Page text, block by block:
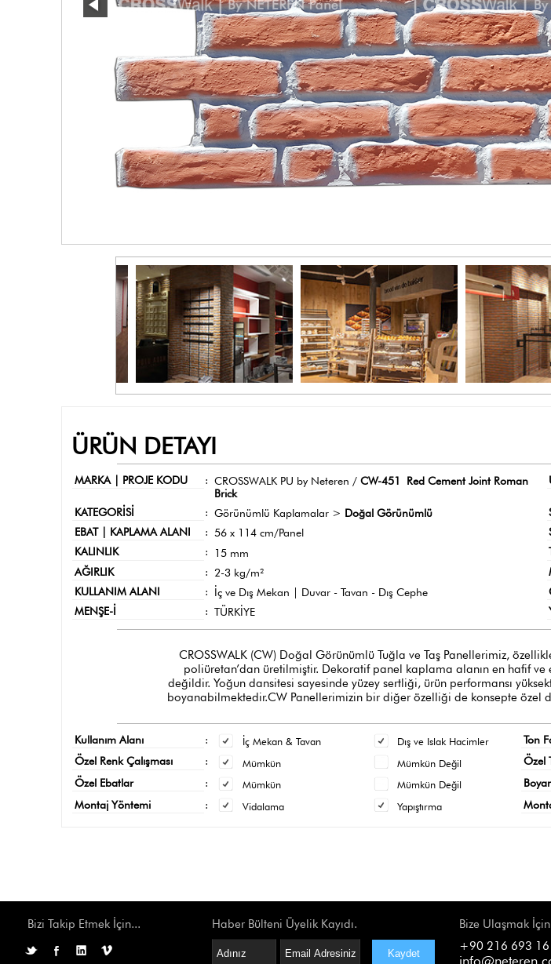
ÜRÜN DETAYI
MARKA | PROJE KODU : CROSSWALK PU by Neteren / CW-451 Red Cement Joint Roman
Brick
KATEGORİSİ : Görünümlü Kaplamalar > Doğal Görünümlü
EBAT | KAPLAMA ALANI
: 56 x 114 cm/Panel
KALINLIK
: 15 mm
AĞIRLIK
: 2-3 kg/m²
KULLANIM ALANI
: İç ve Dış Mekan | Duvar - Tavan - Dış Cephe
MENŞE-İ
: TÜRKİYE
CROSSWALK (CW) Doğal Görünümlü Tuğla ve Taş Panellerimiz,
poliüretan’dan üretilmiştir. Dekoratif panel kaplama alanın en hafif
değildir. Yoğun dansitesi sayesinde yüzey sertliği, ürün performansı
boyanabilmektedir.CW Panellerimizin bir diğer özelliği de konsepte özel
Kullanım Alanı : İç Mekan & Tavan Dış ve Islak Hacimler Ton
Özel Renk Çalışması
: Mümkün Mümkün Değil Özel
Özel Ebatlar
: Mümkün Mümkün Değil
Montaj Yöntemi
: Vidalama Yapıştırma
Bizi Takip Etmek İçin... Haber Bülteni Üyelik Kayıdı.
Bize Ulaşmak
+90 216 693 16